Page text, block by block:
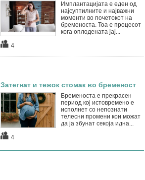
Имплантацијата е еден од
најсуптилните и најважни
моменти во почетокот на
бременоста. Тоа е процесот
кога оплодената јај...
4
Затегнат и тежок стомак во бременост
Бременоста е прекрасен
период кој истовремено е
исполнет со непознати
телесни промени кои можат
да ја збунат секоја идна...
4